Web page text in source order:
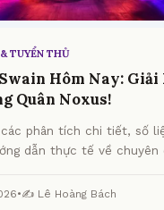
TUYỂN THỦ
Hôm Nay: Giải
Quân Noxus!
các phân tích chi tiết, số
dẫn thực tế về chuyên
từ chuyên gia.
•✍️ Lê Hoàng Bách